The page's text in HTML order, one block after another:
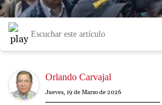
Escuchar este artículo
Image Orlando Carvajal
Jueves, 19 de Marzo de 2026